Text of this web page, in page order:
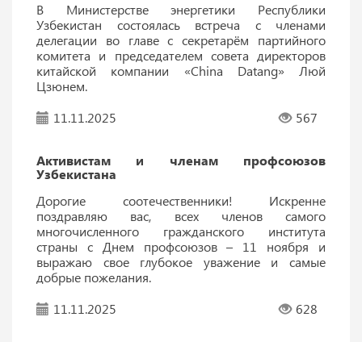
В Министерстве энергетики Республики
Узбекистан состоялась встреча с членами
делегации во главе с секретарём партийного
комитета и председателем совета директоров
китайской компании «China Datang» Люй
Цзюнем.
11.11.2025
567
Активистам и членам профсоюзов
Узбекистана
Дорогие соотечественники! Искренне
поздравляю вас, всех членов самого
многочисленного гражданского института
страны с Днем профсоюзов – 11 ноября и
выражаю свое глубокое уважение и самые
добрые пожелания.
11.11.2025
628